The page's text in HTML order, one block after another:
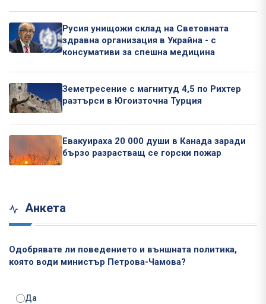
Русия унищожи склад на Световната
здравна организация в Украйна - с
консумативи за спешна медицина
Земетресение с магнитуд 4,5 по Рихтер
разтърси в Югоизточна Турция
Евакуираха 20 000 души в Канада заради
бързо разрастващ се горски пожар
Анкета
Одобрявате ли поведението и външната политика,
която води министър Петрова-Чамова?
Да